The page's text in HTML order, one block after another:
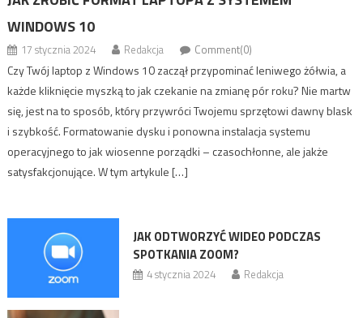
WINDOWS 10
17 stycznia 2024 Redakcja Comment(0)
Czy Twój laptop z Windows 10 zaczął przypominać leniwego żółwia, a
każde kliknięcie myszką to jak czekanie na zmianę pór roku? Nie martw
się, jest na to sposób, który przywróci Twojemu sprzętowi dawny blask
i szybkość. Formatowanie dysku i ponowna instalacja systemu
operacyjnego to jak wiosenne porządki – czasochłonne, ale jakże
satysfakcjonujące. W tym artykule […]
JAK ODTWORZYĆ WIDEO PODCZAS
SPOTKANIA ZOOM?
4 stycznia 2024 Redakcja